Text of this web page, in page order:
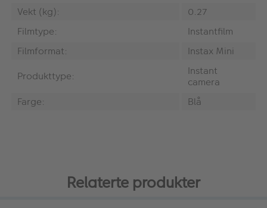
Vekt (kg):
0.27
Filmtype:
Instantfilm
Filmformat:
Instax Mini
Produkttype:
Instant
camera
Farge:
Blå
Relaterte produkter